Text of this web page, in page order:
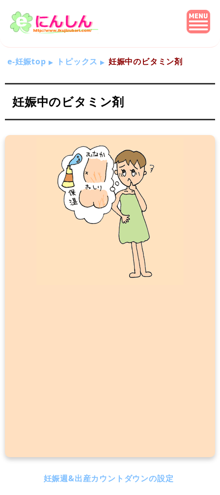
e-妊娠top トピックス 妊娠中のビタミン剤
妊娠中のビタミン剤
妊娠週&出産カウントダウンの設定